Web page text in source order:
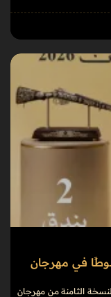
50 مليون ريال جوائز و248 شوطًا في مهرجان
الثامنة من مهرجان